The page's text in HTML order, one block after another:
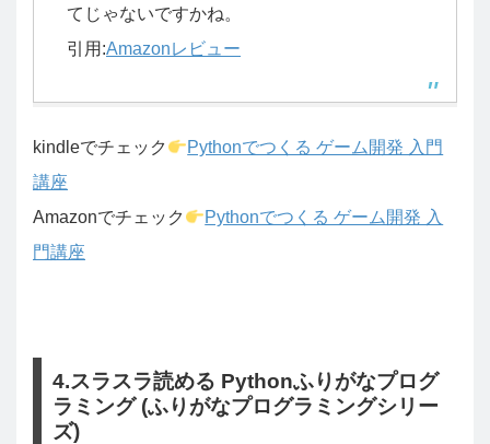
てじゃないですかね。
引用:Amazonレビュー
kindleでチェック
Pythonでつくる ゲーム開発 入門
講座
Amazonでチェック
Pythonでつくる ゲーム開発 入
門講座
4.スラスラ読める Pythonふりがなプログ
ラミング (ふりがなプログラミングシリー
ズ)